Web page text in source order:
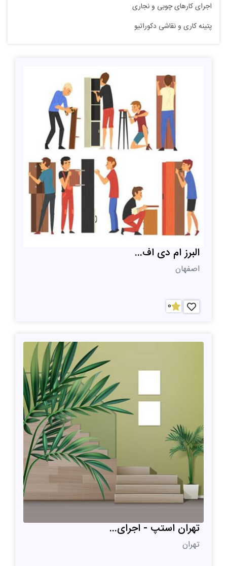
اجرای کارهای چوبی و نجاری
پتینه کاری و نقاشی دکوراتیو
البرز ام دی اف...
اصفهان
0
تهران استپ - اجرای...
تهران